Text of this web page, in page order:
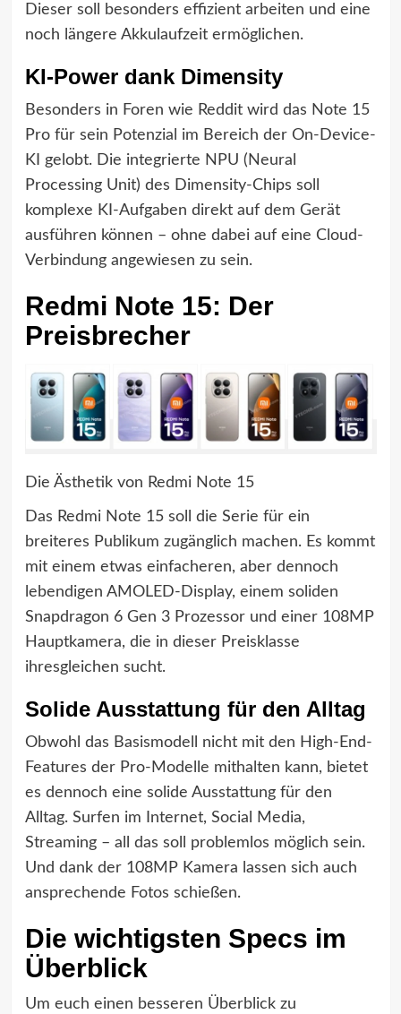
Dieser soll besonders effizient arbeiten und eine
noch längere Akkulaufzeit ermöglichen.
KI-Power dank Dimensity
Besonders in Foren wie Reddit wird das Note 15
Pro für sein Potenzial im Bereich der On-Device-
KI gelobt. Die integrierte NPU (Neural
Processing Unit) des Dimensity-Chips soll
komplexe KI-Aufgaben direkt auf dem Gerät
ausführen können – ohne dabei auf eine Cloud-
Verbindung angewiesen zu sein.
Redmi Note 15: Der
Preisbrecher
Die Ästhetik von Redmi Note 15
Das Redmi Note 15 soll die Serie für ein
breiteres Publikum zugänglich machen. Es kommt
mit einem etwas einfacheren, aber dennoch
lebendigen AMOLED-Display, einem soliden
Snapdragon 6 Gen 3 Prozessor und einer 108MP
Hauptkamera, die in dieser Preisklasse
ihresgleichen sucht.
Solide Ausstattung für den Alltag
Obwohl das Basismodell nicht mit den High-End-
Features der Pro-Modelle mithalten kann, bietet
es dennoch eine solide Ausstattung für den
Alltag. Surfen im Internet, Social Media,
Streaming – all das soll problemlos möglich sein.
Und dank der 108MP Kamera lassen sich auch
ansprechende Fotos schießen.
Die wichtigsten Specs im
Überblick
Um euch einen besseren Überblick zu